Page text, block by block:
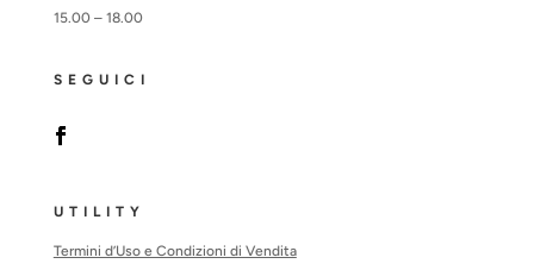
15.00 – 18.00
SEGUICI
UTILITY
Termini d’Uso e Condizioni di Vendita